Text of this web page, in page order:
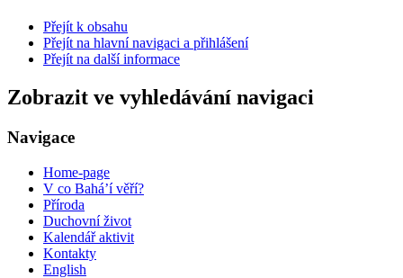
Přejít k obsahu
Přejít na hlavní navigaci a přihlášení
Přejít na další informace
Zobrazit ve vyhledávání navigaci
Navigace
Home-page
V co Bahá’í věří?
Příroda
Duchovní život
Kalendář aktivit
Kontakty
English